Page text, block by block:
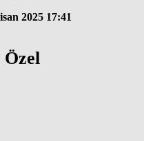
2025 17:41
Özel